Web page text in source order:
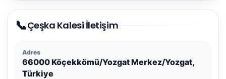
📞Çeşka Kalesi İletişim
Adres
66000 Köçekkömü/Yozgat Merkez/Yozgat,
Türkiye